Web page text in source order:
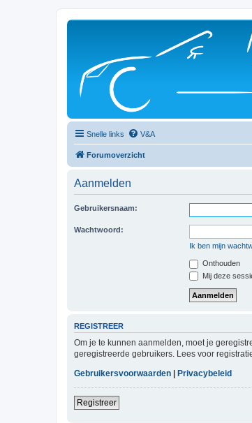
Snelle links V&A
Forumoverzicht
Aanmelden
Gebruikersnaam:
Wachtwoord:
Ik ben mijn
Onthouden
Mij deze
REGISTREER
Om je te kunnen aanmelden, moet je
geregistreerde gebruikers. Lees voor
Gebruikersvoorwaarden | Privacybeleid
Registreer